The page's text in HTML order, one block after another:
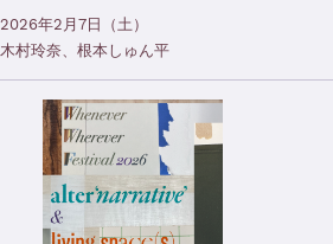
2026年2月7日（土）
木村玲奈、根本しゅん平